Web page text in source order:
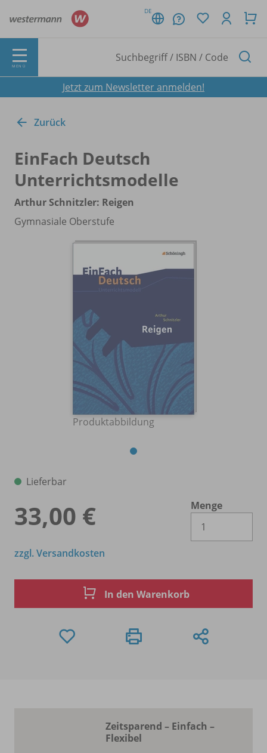
DE
MENÜ
Jetzt zum Newsletter anmelden!
Zurück
EinFach Deutsch
Unterrichtsmodelle
Arthur Schnitzler: Reigen
Gymnasiale Oberstufe
Produktabbildung
Lieferbar
33,00 €
Menge
zzgl. Versandkosten
In den Warenkorb
Zeitsparend – Einfach –
Flexibel